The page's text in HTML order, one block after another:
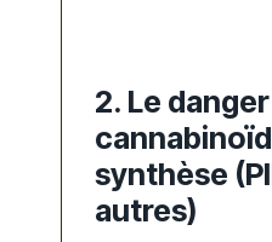
2. Le
synthèse
autres)